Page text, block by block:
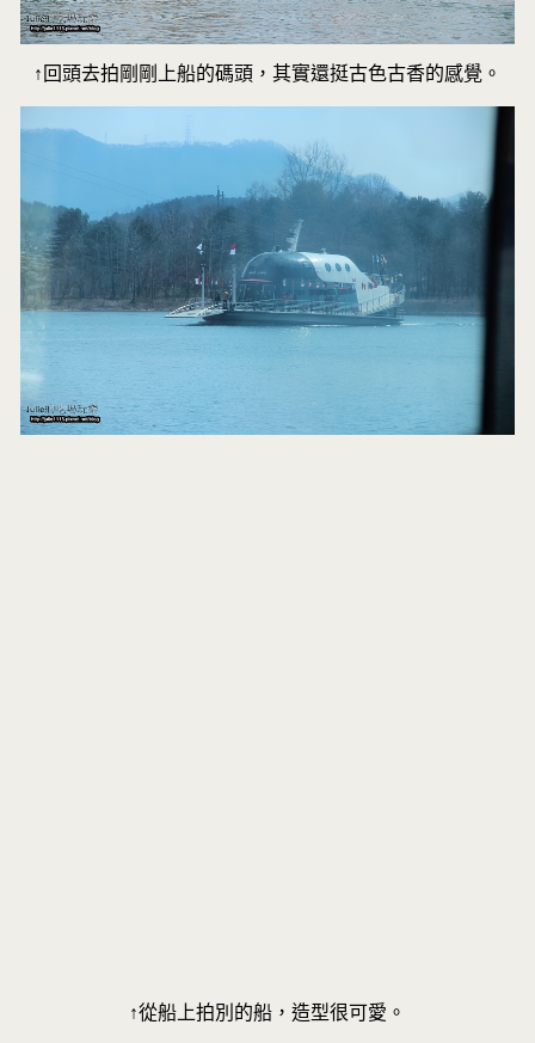
↑回頭去拍剛剛上船的碼頭，其實還挺古色古香的感覺。
↑從船上拍別的船，造型很可愛。